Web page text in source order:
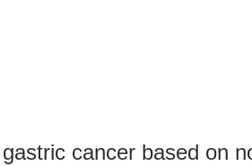
cancer based on